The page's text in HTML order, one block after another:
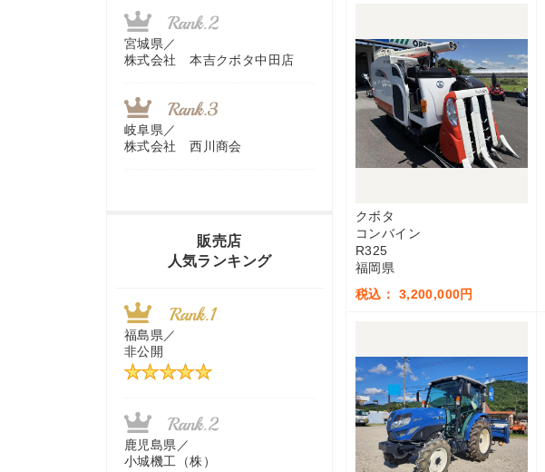
クボタ
コンバイン
R325
福岡県
税込： 3,200,000円
宮城県／
株式会社 本吉クボタ中田店
岐阜県／
株式会社 西川商会
農機リンクス
山梨県／
株式会社 ヨダ兄弟商会
近江商事合同会社：「茨城中古
農建機販売」
販売店
人気ランキング
福島県／
非公開
鹿児島県／
小城機工（株）